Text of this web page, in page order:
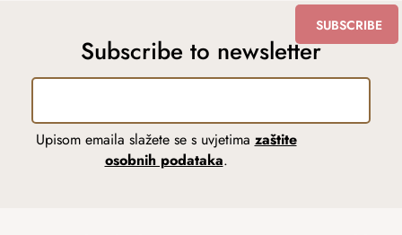
Subscribe to newsletter
Upisom emaila slažete se s uvjetima zaštite
osobnih podataka.
SUBSCRIBE